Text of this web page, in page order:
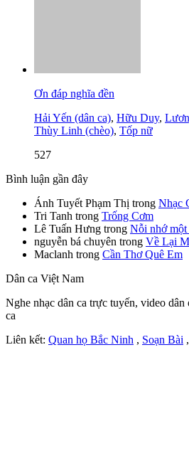
Ơn đáp nghĩa đền
Hải Yến (dân ca), Hữu Duy,
Thùy Linh (chèo), Tốp nữ
527
Bình luận gần đây
Ánh Tuyết Phạm Thị trong Nhạc
Tri Tanh trong Trống Cơm
Lê Tuấn Hưng trong Nỗi nhớ một
nguyễn bá chuyên trong Về Lại
Maclanh trong Cần Thơ Quê Em
Dân ca Việt Nam
Nghe nhạc dân ca trực tuyến, video
ca
Liên kết: Quan họ Bắc Ninh , Soạn Bài ,